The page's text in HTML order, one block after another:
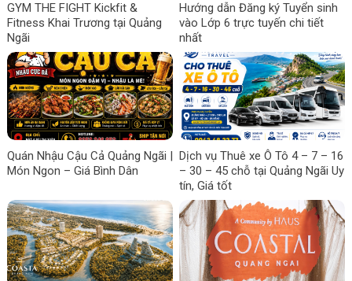
GYM THE FIGHT Kickfit &
Fitness Khai Trương tại Quảng
Ngãi
Hướng dẫn Đăng ký Tuyển sinh
vào Lớp 6 trực tuyến chi tiết
nhất
Quán Nhậu Cậu Cả Quảng Ngãi |
Món Ngon – Giá Bình Dân
Dịch vụ Thuê xe Ô Tô 4 – 7 – 16
– 30 – 45 chỗ tại Quảng Ngãi Uy
tín, Giá tốt